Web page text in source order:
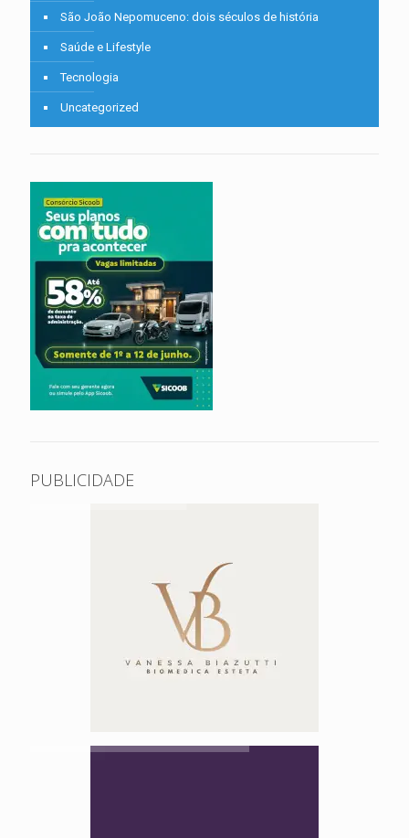
São João Nepomuceno: dois séculos de história
Saúde e Lifestyle
Tecnologia
Uncategorized
PUBLICIDADE